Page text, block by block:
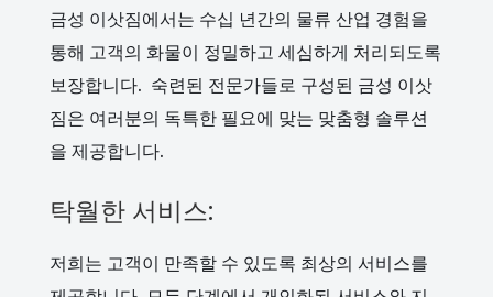
금성 이삿짐에서는 수십 년간의 물류 산업 경험을
통해 고객의 화물이 정밀하고 세심하게 처리되도록
보장합니다. 숙련된 전문가들로 구성된 금성 이삿
짐은 여러분의 독특한 필요에 맞는 맞춤형 솔루션
을 제공합니다.
탁월한 서비스:
저희는 고객이 만족할 수 있도록 최상의 서비스를